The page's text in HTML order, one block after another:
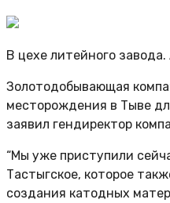
В цехе литейного
Золотодобывающая
месторождения в Тыве
заявил гендиректор
“Мы уже приступили
Тастыгское, которое
создания катодных